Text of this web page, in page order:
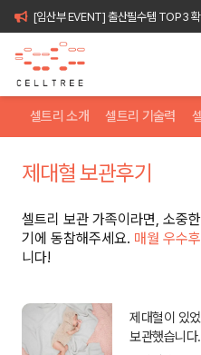
[임산부 EVENT] 출산필수템 TOP3
셀트리 소개 셀트리 기술력
제대혈 보관후기
셀트리 보관 가족이라면, 소중
기에 동참해주세요. 매월 우수
니다!
제대혈이 있
보관했습니다.